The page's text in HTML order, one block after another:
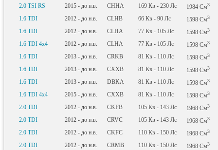
2.0 TSI RS 2015 - до н.в. CHHA 169 Кв - 230 Лс 1984 См3
1.6 TDI 2012 - до н.в. CLHB 66 Кв - 90 Лс 1598 См3
1.6 TDI 2012 - до н.в. CLHA 77 Кв - 105 Лс 1598 См3
1.6 TDI 4x4 2012 - до н.в. CLHA 77 Кв - 105 Лс 1598 См3
1.6 TDI 2013 - до н.в. CRKB 81 Кв - 110 Лс 1598 См3
1.6 TDI 2013 - до н.в. CXXB 81 Кв - 110 Лс 1598 См3
1.6 TDI 2013 - до н.в. DBKA 81 Кв - 110 Лс 1598 См3
1.6 TDI 4x4 2015 - до н.в. CXXB 81 Кв - 110 Лс 1598 См3
2.0 TDI 2012 - до н.в. CKFB 105 Кв - 143 Лс 1968 См3
2.0 TDI 2012 - до н.в. CRVC 105 Кв - 143 Лс 1968 См3
2.0 TDI 2012 - до н.в. CKFC 110 Кв - 150 Лс 1968 См3
2.0 TDI 2012 - до н.в. CRMB 110 Кв - 150 Лс 1968 См3